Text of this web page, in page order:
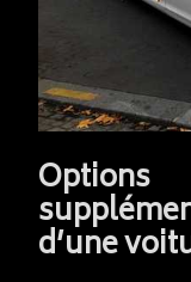
d’une